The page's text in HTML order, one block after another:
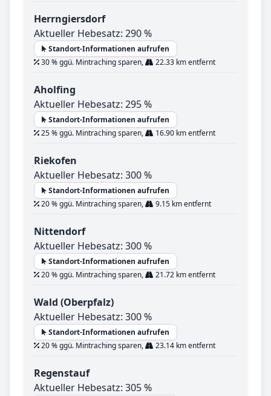
Herrngiersdorf
Aktueller Hebesatz: 290 %
Standort-Informationen aufrufen
30 % ggü. Mintraching sparen,
22.33 km entfernt
Aholfing
Aktueller Hebesatz: 295 %
Standort-Informationen aufrufen
25 % ggü. Mintraching sparen,
16.90 km entfernt
Riekofen
Aktueller Hebesatz: 300 %
Standort-Informationen aufrufen
20 % ggü. Mintraching sparen,
9.15 km entfernt
Nittendorf
Aktueller Hebesatz: 300 %
Standort-Informationen aufrufen
20 % ggü. Mintraching sparen,
21.72 km entfernt
Wald (Oberpfalz)
Aktueller Hebesatz: 300 %
Standort-Informationen aufrufen
20 % ggü. Mintraching sparen,
23.14 km entfernt
Regenstauf
Aktueller Hebesatz: 305 %